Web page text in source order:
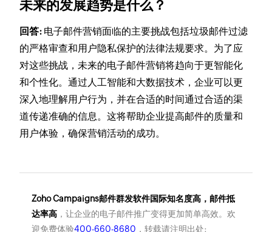
未来的发展趋势是什么？
回答: 电子邮件营销面临的主要挑战包括垃圾邮件过滤
的严格审查和用户隐私保护的法律法规要求。为了应
对这些挑战，未来的电子邮件营销将趋向于更智能化
和个性化。通过人工智能和大数据技术，企业可以更
深入地理解用户行为，并在合适的时间通过合适的渠
道传递准确的信息。这将帮助企业提高邮件的质量和
用户体验，确保营销活动的成功。
Zoho Campaigns邮件群发软件国际知名度高，邮件抵
达率高，让企业的电子邮件推广变得更加简单高效。欢
迎免费体验400-660-8680 ，转载请注明出处: